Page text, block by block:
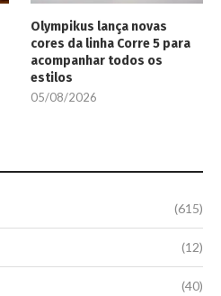
Olympikus lança novas
cores da linha Corre 5 para
acompanhar todos os
estilos
05/08/2026
(615)
(12)
(40)